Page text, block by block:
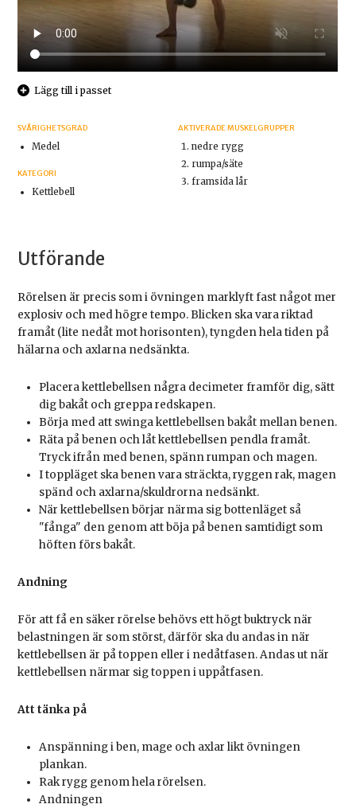
Lägg till i passet
SVÅRIGHETSGRAD
Medel
KATEGORI
Kettlebell
AKTIVERADE MUSKELGRUPPER
nedre rygg
rumpa/säte
framsida lår
Utförande
Rörelsen är precis som i övningen marklyft fast något mer
explosiv och med högre tempo. Blicken ska vara riktad
framåt (lite nedåt mot horisonten), tyngden hela tiden på
hälarna och axlarna nedsänkta.
Placera kettlebellsen några decimeter framför dig, sätt
dig bakåt och greppa redskapen.
Börja med att swinga kettlebellsen bakåt mellan benen.
Räta på benen och låt kettlebellsen pendla framåt.
Tryck ifrån med benen, spänn rumpan och magen.
I toppläget ska benen vara sträckta, ryggen rak, magen
spänd och axlarna/skuldrorna nedsänkt.
När kettlebellsen börjar närma sig bottenläget så
"fånga" den genom att böja på benen samtidigt som
höften förs bakåt.
Andning
För att få en säker rörelse behövs ett högt buktryck när
belastningen är som störst, därför ska du andas in när
kettlebellsen är på toppen eller i nedåtfasen. Andas ut när
kettlebellsen närmar sig toppen i uppåtfasen.
Att tänka på
Anspänning i ben, mage och axlar likt övningen
plankan.
Rak rygg genom hela rörelsen.
Andningen